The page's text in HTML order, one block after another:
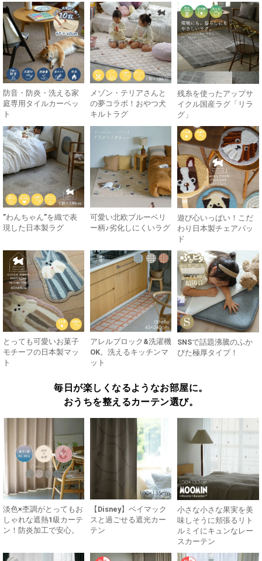
防音・防炎・洗える家
庭専用タイルカーペッ
ト
メゾン・テリアさんと
の夢コラボ！おやつ犬
キルトラグ
残糸を使ったアップサ
イクル国産ラグ「リラ
グ」
”わんちゃん”を織で表
現した日本製ラグ
可愛い北欧ブルーベリ
ー柄♪劣化しにくいラグ
遊び心いっぱい！こだ
わり日本製チェアパッ
ド
とっても可愛いお菓子
モチーフの日本製マッ
ト
アレルブロック&洗濯機
OK。洗えるキッチンマ
ット
SNSで話題沸騰のふか
ぴた極厚タイプ！
毎日が楽しくなるようなお部屋に。
おうちを整えるカーテン選び。
淡色×杢調がとってもお
しゃれな遮熱1級カーテ
ン！防炎加工で安心。
【Disney】ベイマック
スと過ごせる遮光カー
テン
小さな小さな果実を美
味しそうに頬張るリト
ルミイにキュンなレー
スカーテン